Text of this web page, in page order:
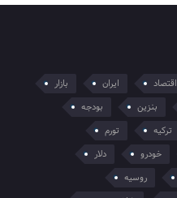
اقتصاد ایران
بازار
بنزین
بودجه
ترکیه
تورم
خودرو
دلار
روسیه